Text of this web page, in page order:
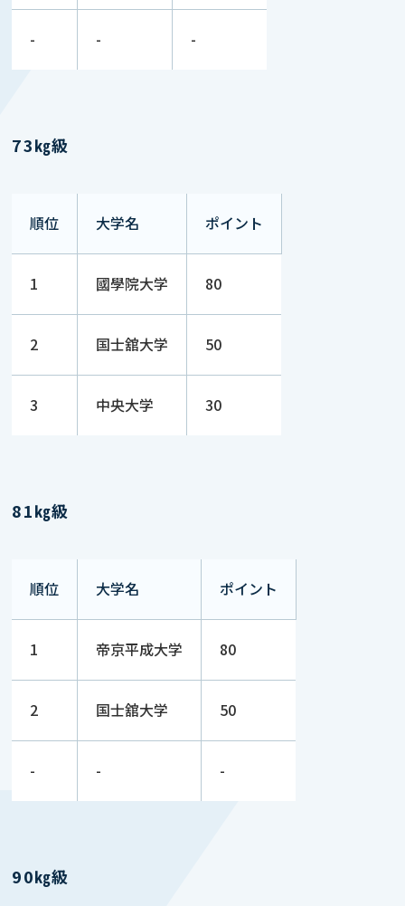
- - -
73㎏級
順位 大学名 ポイント
1 國學院大学 80
2 国士舘大学 50
3 中央大学 30
81㎏級
順位 大学名 ポイント
1 帝京平成大学 80
2 国士舘大学 50
- - -
90㎏級